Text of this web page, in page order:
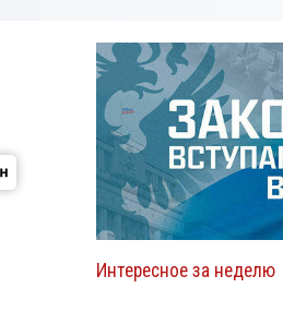
Интересное за неделю